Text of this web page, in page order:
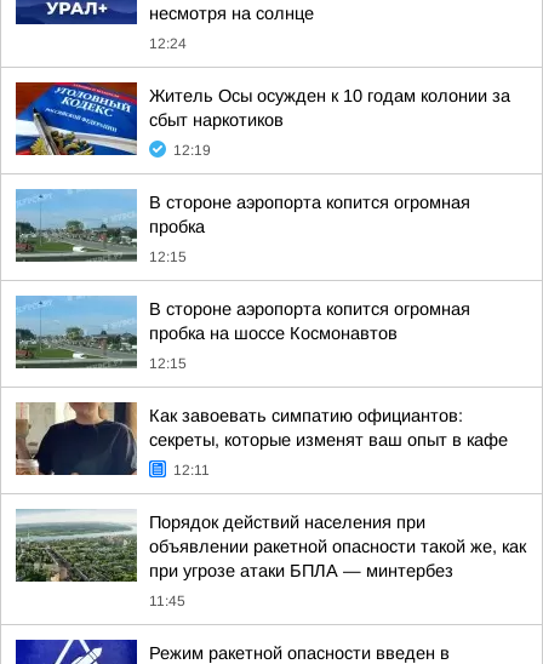
несмотря на солнце
12:24
Житель Осы осужден к 10 годам колонии за
сбыт наркотиков
12:19
В стороне аэропорта копится огромная
пробка
12:15
В стороне аэропорта копится огромная
пробка на шоссе Космонавтов
12:15
Как завоевать симпатию официантов:
секреты, которые изменят ваш опыт в кафе
12:11
Порядок действий населения при
объявлении ракетной опасности такой же, как
при угрозе атаки БПЛА — минтербез
11:45
Режим ракетной опасности введен в